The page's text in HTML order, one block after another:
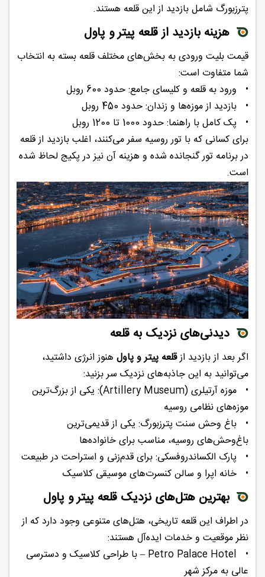
پترزبورگ شامل بازدید از این قلعه هستند.
هزینه بازدید از قلعه پیتر و پاول
قیمت بلیت ورودی به بخش‌های مختلف قلعه بسته به انتخاب
شما متفاوت است:
•
ورود به قلعه و کلیسای جامع: حدود 600 روبل
• بازدید از موزه‌ها و زندان: حدود 450 روبل
• پک کامل با راهنما: حدود 1000 تا 1200 روبل
برای کسانی که با تور روسیه سفر می‌کنند، اغلب بازدید از قلعه
در برنامه تور گنجانده شده و هزینه آن نیز در پکیج لحاظ شده
است.
دیدنی‌های نزدیک به قلعه
اگر بعد از بازدید ازقلعه پیتر و پاول هنوز انرژی داشتید،
می‌توانید به این جاذبه‌های نزدیک سر بزنید:
•
موزه آرتیلری (Artillery Museum): یکی از بزرگ‌ترین
موزه‌های نظامی روسیه
• باغ وحش سنت پترزبورگ: یکی از قدیمی‌ترین
باغ‌وحش‌های روسیه، مناسب برای خانواده‌ها
• پارک الکساندروفسکی: برای قدم‌زنی و استراحت در طبیعت
• خانه اپرا و سالن کنسرت‌های موسیقی کلاسیک
بهترین هتل‌های نزدیک قلعه پیتر و پاول
در اطراف این قلعه تاریخی، هتل‌های متنوعی وجود دارد که از
نظر موقعیت و خدمات ایده‌آل هستند:
•
Petro Palace Hotel – با طراحی کلاسیک و دسترسی
عالی به مرکز شهر